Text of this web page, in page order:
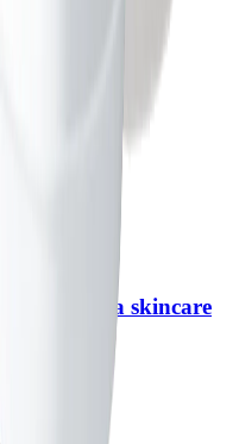
eau pour la skincare